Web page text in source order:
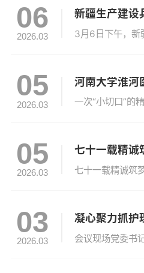
06
2026.03
05
2026.03
05
2026.03
03
2026.03